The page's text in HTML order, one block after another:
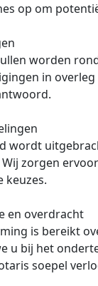
op om
worden
in
wordt
zorgen
keuzes.
en overdracht
is bereikt
u bij het
soepel